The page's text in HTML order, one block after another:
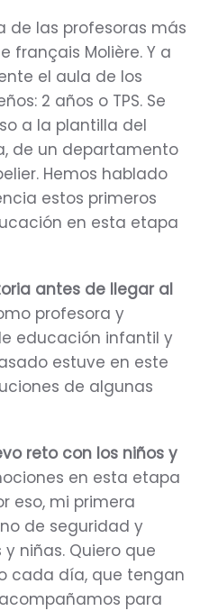
de las profesoras más
français Molière. Y a
el aula de los
2 años o TPS. Se
a la plantilla del
de un departamento
Hemos hablado
estos primeros
en esta etapa
antes de llegar al
profesora y
educación infantil y
estuve en este
de algunas
reto con los niños y
en esta etapa
eso, mi primera
de seguridad y
niñas. Quiero que
cada día, que tengan
para